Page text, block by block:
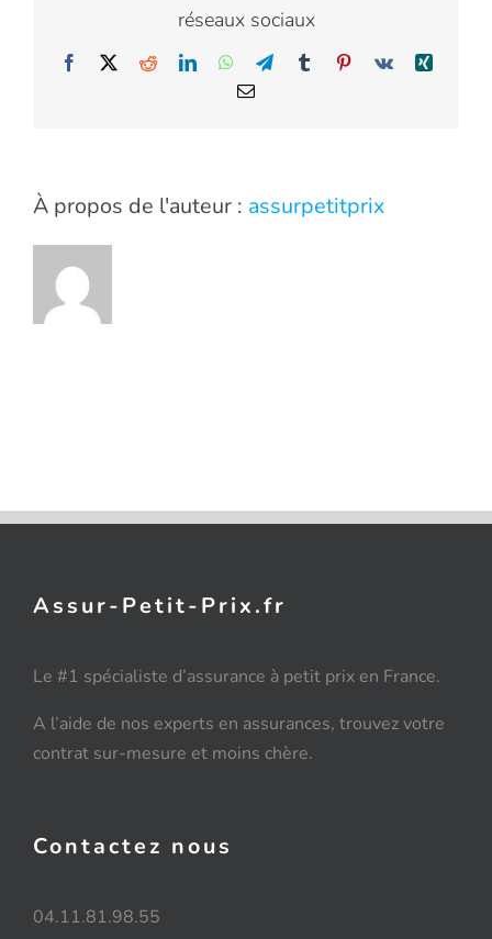
réseaux sociaux
Facebook
X RedditLinkedInWhatsApp
TelegramTumblrPinterest
Vk
Xing
Email
À propos de l'auteur : assurpetitprix
Assur-Petit-Prix.fr
Le #1 spécialiste d’assurance à petit prix en France.
A l’aide de nos experts en assurances, trouvez votre
contrat sur-mesure et moins chère.
Contactez nous
04.11.81.98.55